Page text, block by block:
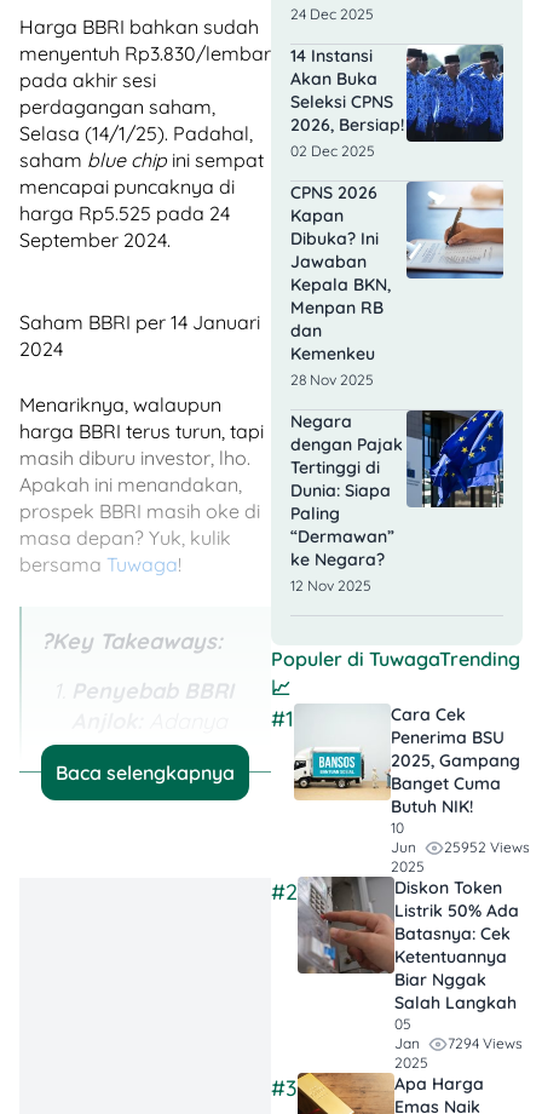
Harga BBRI bahkan sudah
menyentuh Rp3.830/lembar
pada akhir sesi
perdagangan saham,
Selasa (14/1/25). Padahal,
saham blue chip ini sempat
mencapai puncaknya di
harga Rp5.525 pada 24
September 2024.
Saham BBRI per 14 Januari
2024
Menariknya, walaupun
harga BBRI terus turun, tapi
masih diburu investor, lho.
Apakah ini menandakan,
prospek BBRI masih oke di
masa depan? Yuk, kulik
bersama Tuwaga!
?Key Takeaways:
Penyebab BBRI
potensi
tantangan kredit
Baca selengkapnya
24 Dec 2025
14 Instansi
Akan Buka
Seleksi CPNS
2026, Bersiap!
02 Dec 2025
CPNS 2026
Kapan
Dibuka? Ini
Jawaban
Kepala BKN,
Menpan RB
dan
Kemenkeu
28 Nov 2025
Negara
dengan Pajak
Tertinggi di
Dunia: Siapa
Paling
“Dermawan”
ke Negara?
12 Nov 2025
Populer di TuwagaTrending
📈
#1
Cara Cek
Penerima BSU
2025, Gampang
Banget Cuma
Butuh NIK!
10
Jun
2025
25952 Views
#2
Diskon Token
Listrik 50% Ada
Batasnya: Cek
Ketentuannya
Biar Nggak
Salah Langkah
05
Jan
2025
7294 Views
#3
Apa Harga
Emas Naik